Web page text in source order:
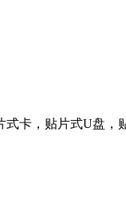
卡，贴片式U盘